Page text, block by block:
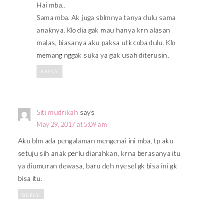
Hai mba..
Sama mba. Ak juga sblmnya tanya dulu sama
anaknya. Klo dia gak mau hanya krn alasan
malas, biasanya aku paksa utk coba dulu. Klo
memang nggak suka ya gak usah diterusin.
REPLY
Siti mudrikah says
May 29, 2017 at 5:09 am
Aku blm ada pengalaman mengenai ini mba, tp aku
setuju sih anak perlu diarahkan, krna berasanya itu
ya diumuran dewasa, baru deh nyesel gk bisa ini gk
bisa itu.
REPLY